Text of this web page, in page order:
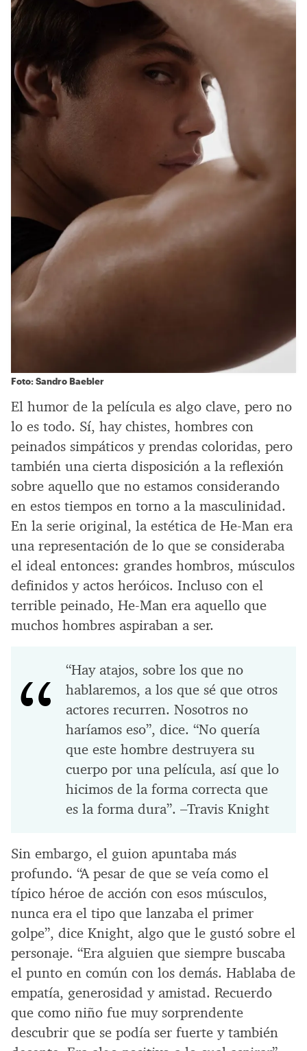
Foto: Sandro Baebler
El humor de la película es algo clave, pero no
lo es todo. Sí, hay chistes, hombres con
peinados simpáticos y prendas coloridas, pero
también una cierta disposición a la reflexión
sobre aquello que no estamos considerando
en estos tiempos en torno a la masculinidad.
En la serie original, la estética de He-Man era
una representación de lo que se consideraba
el ideal entonces: grandes hombros, músculos
definidos y actos heróicos. Incluso con el
terrible peinado, He-Man era aquello que
muchos hombres aspiraban a ser.
“Hay atajos, sobre los que no
hablaremos, a los que sé que otros
actores recurren. Nosotros no
haríamos eso”, dice. “No quería
que este hombre destruyera su
cuerpo por una película, así que lo
hicimos de la forma correcta que
es la forma dura”. –Travis Knight
Sin embargo, el guion apuntaba más
profundo. “A pesar de que se veía como el
típico héroe de acción con esos músculos,
nunca era el tipo que lanzaba el primer
golpe”, dice Knight, algo que le gustó sobre el
personaje. “Era alguien que siempre buscaba
el punto en común con los demás. Hablaba de
empatía, generosidad y amistad. Recuerdo
que como niño fue muy sorprendente
descubrir que se podía ser fuerte y también